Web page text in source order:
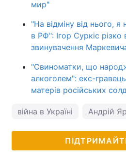
мир"
"На відміну від нього,
в РФ": Ігор Суркіс різко
звинувачення
"Свиноматки, що
алкоголем": екс-
матерів російських
війна в Україні Андрій